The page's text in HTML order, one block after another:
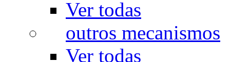
Ver todas
outros mecanismos
Ver todas